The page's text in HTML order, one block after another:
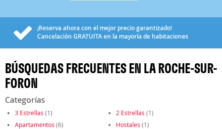
¡Reserva ahora con el mejor precio garantizado!
Cancelación GRATUITAen la mayoría de habitaciones
BÚSQUEDAS FRECUENTES EN LA ROCHE-SUR-
FORON
Categorías
3 Estrellas (1) 2 Estrellas (1)
Apartamentos (6) Hostales (1)